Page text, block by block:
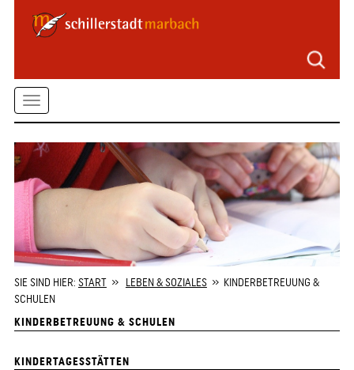
Seitenbereiche
springen
Zum
Inhalt
springen
Kontaktformular
springen
Zur
Startseite
springen
Toggle
SIE SIND HIER: START» LEBEN & SOZIALES» KINDERBETREUUNG &
SCHULEN
KINDERBETREUUNG & SCHULEN
KINDERTAGESSTÄTTEN